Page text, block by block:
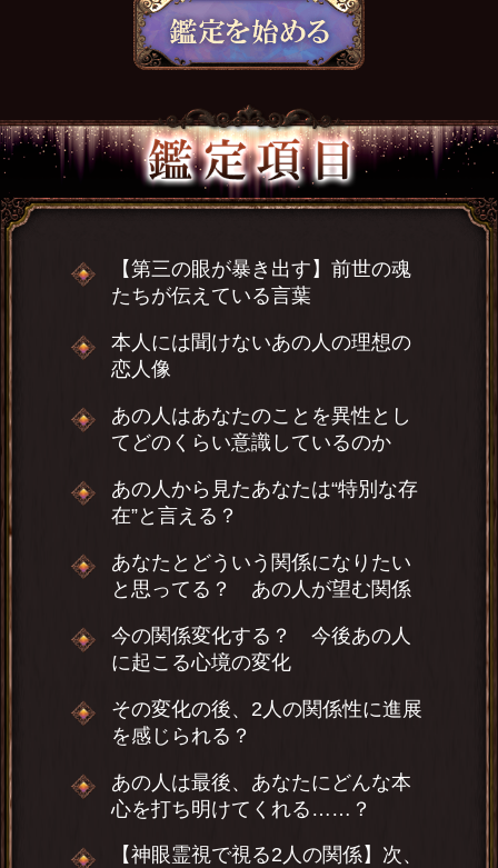
【第三の眼が暴き出す】前世の魂
たちが伝えている言葉
本人には聞けないあの人の理想の
恋人像
あの人はあなたのことを異性とし
てどのくらい意識しているのか
あの人から見たあなたは“特別な存
在”と言える？
あなたとどういう関係になりたい
と思ってる？ あの人が望む関係
今の関係変化する？ 今後あの人
に起こる心境の変化
その変化の後、2人の関係性に進展
を感じられる？
あの人は最後、あなたにどんな本
心を打ち明けてくれる……？
【神眼霊視で視る2人の関係】次、